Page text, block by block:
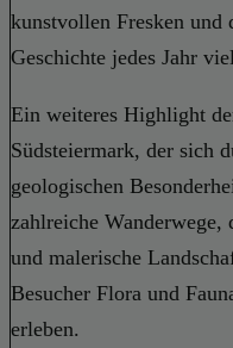
kunstvollen Fresken und
Geschichte jedes Jahr
Ein weiteres Highlight
Südsteiermark, der sich
geologischen
zahlreiche
und malerische
Besucher Flora und
erleben.